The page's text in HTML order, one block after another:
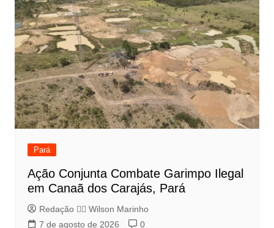
Pará
Ação Conjunta Combate Garimpo Ilegal
em Canaã dos Carajás, Pará
Redação 👨‍⚖️​ Wilson Marinho
7 de agosto de 2026
0